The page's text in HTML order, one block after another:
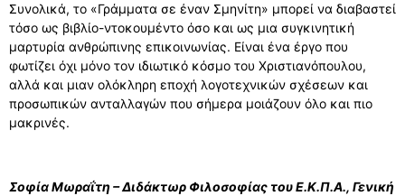
Συνολικά, το «Γράμματα σε έναν Σμηνίτη» μπορεί να διαβαστεί
τόσο ως βιβλίο-ντοκουμέντο όσο και ως μια συγκινητική
μαρτυρία ανθρώπινης επικοινωνίας. Είναι ένα έργο που
φωτίζει όχι μόνο τον ιδιωτικό κόσμο του Χριστιανόπουλου,
αλλά και μιαν ολόκληρη εποχή λογοτεχνικών σχέσεων και
προσωπικών ανταλλαγών που σήμερα μοιάζουν όλο και πιο
μακρινές.
Σοφία Μωραΐτη – Διδάκτωρ Φιλοσοφίας του Ε.Κ.Π.Α., Γενική